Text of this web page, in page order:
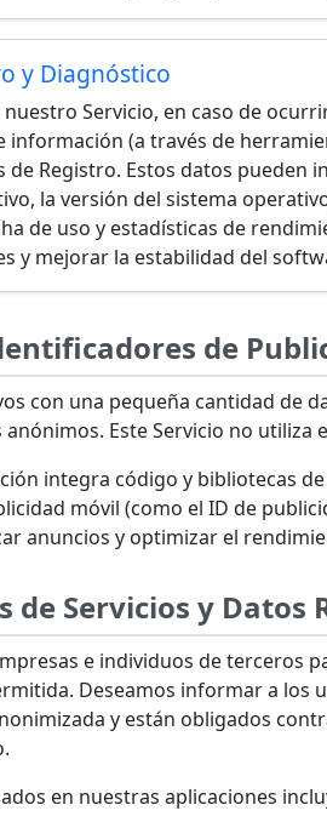
y Diagnóstico
nuestro Servicio, en caso de
información (a través de
Registro. Estos datos pueden
la versión del sistema
de uso y estadísticas de
y mejorar la estabilidad del
de
con una pequeña cantidad de
Este Servicio no utiliza
integra código y bibliotecas
móvil (como el ID de
anuncios y optimizar el
de Servicios y Datos
e individuos de terceros
Deseamos informar a los
y están obligados
en nuestras aplicaciones